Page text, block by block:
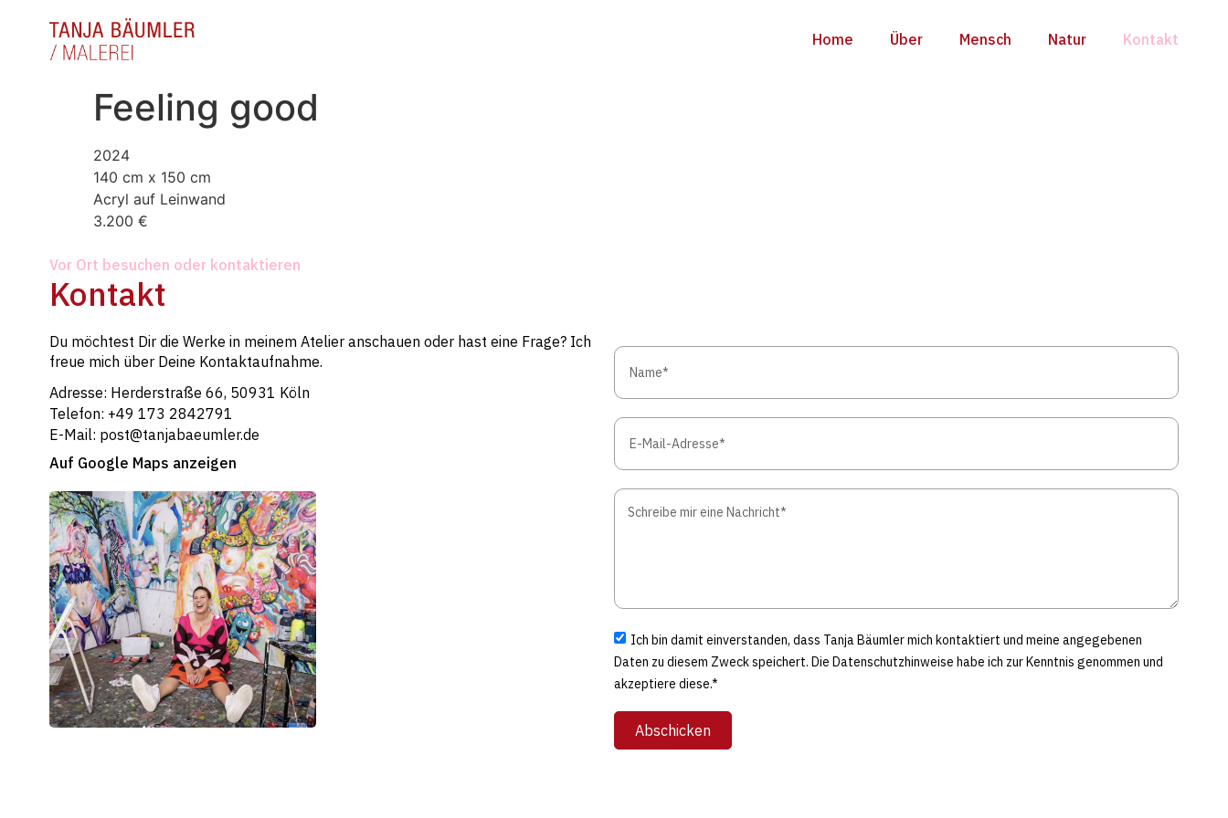
Home Über Mensch Natur Kontakt
Feeling good
2024
140 cm x 150 cm
Acryl auf Leinwand
3.200 €
Vor Ort besuchen oder kontaktieren
Kontakt
Du möchtest Dir die Werke in meinem Atelier anschauen oder hast eine Frage? Ich
freue mich über Deine Kontaktaufnahme.
Adresse: Herderstraße 66, 50931 Köln
Telefon: +49 173 2842791
E-Mail: post@tanjabaeumler.de
Auf Google Maps anzeigen
Ich bin damit einverstanden, dass Tanja Bäumler mich kontaktiert und meine angegebenen
Daten zu diesem Zweck speichert. Die Datenschutzhinweise habe ich zur Kenntnis genommen und
akzeptiere diese.*
Abschicken